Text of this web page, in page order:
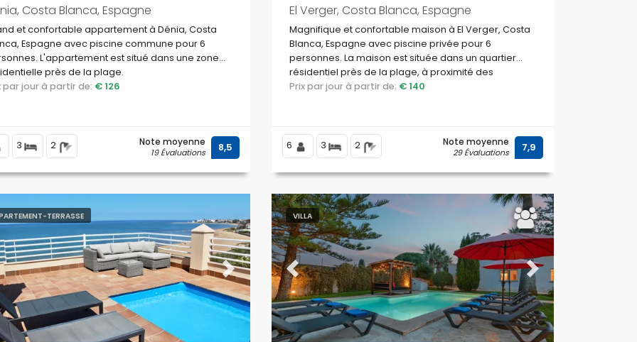
Costa Blanca, Espagne
et confortable appartement à Dénia, Costa
Espagne avec piscine commune pour 6
L'appartement est situé dans une zone
près de la plage.
par jour à partir de: € 126
3 2 Note moyenne
19 Évaluations 8,5
El Verger, Costa Blanca, Espagne
Magnifique et confortable maison à El Verger, Costa
Blanca, Espagne avec piscine privée pour 6
personnes. La maison est située dans un quartier
résidentiel près de la plage, à proximité des
restaurants et bars, à 500 m de la plage Playa
Prix par jour à partir de: € 140
6 3 2 Note moyenne
29 Évaluations 7,9
TERRASSE
Next
VILLA
Previous Next